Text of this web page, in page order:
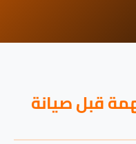
قبل صيانة